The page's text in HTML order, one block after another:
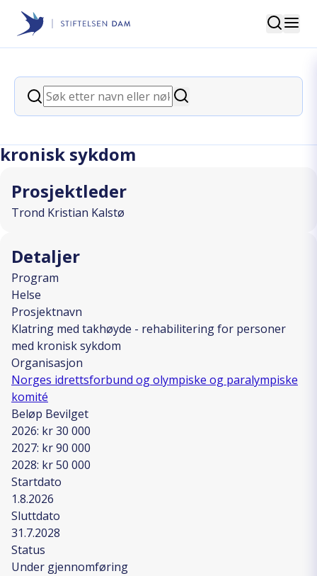
Stiftelsen Dam
Søk
Søk
Søk
back
Klatring med takhøyde -
kronisk sykdom
Prosjektleder
Trond Kristian Kalstø
Detaljer
Program
Helse
Prosjektnavn
Klatring med takhøyde - rehabilitering for personer
med kronisk sykdom
Organisasjon
Norges idrettsforbund og olympiske og paralympiske
komité
Beløp Bevilget
2026: kr 30 000
2027: kr 90 000
2028: kr 50 000
Startdato
1.8.2026
Sluttdato
31.7.2028
Status
Under gjennomføring